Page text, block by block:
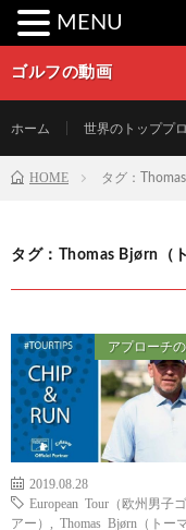
ゴルフの動画
ホーム 世界のトッププ
HOME タグ：
タグ：Thomas Bjørn（
アプローチ
2019.08.28
European Tour（欧州男子
アー）
Thomas Bjørn（トー
MENU